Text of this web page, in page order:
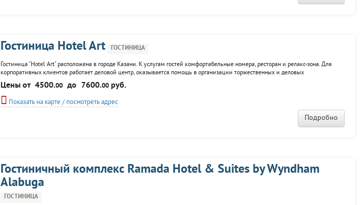
Гостиница Hotel Art ГОСТИНИЦА
Гостиница "Hotel Art" расположена в городе Казани. К услугам гостей комфортабельные номера, ресторан и релакс-зона. Для
корпоративных клиентов работает деловой центр, оказывается помощь в организации торжественных и деловых
мероприятий.
Цены от 4500.00 до 7600.00руб.
Показать на карте / посмотреть адрес
Подробно
Гостиничный комплекс Ramada Hotel & Suites by Wyndham
Alabuga
ГОСТИНИЦА